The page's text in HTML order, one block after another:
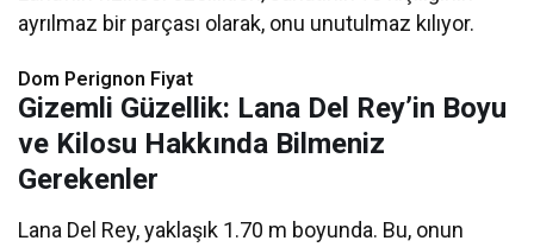
ayrılmaz bir parçası olarak, onu unutulmaz kılıyor.
Dom Perignon Fiyat
Gizemli Güzellik: Lana Del Rey’in Boyu
ve Kilosu Hakkında Bilmeniz
Gerekenler
Lana Del Rey, yaklaşık 1.70 m boyunda. Bu, onun